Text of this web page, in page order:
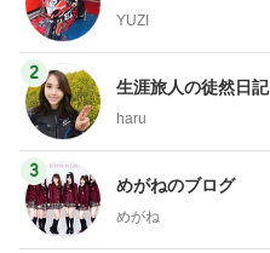
YUZI
2
生涯旅人の徒然日記
haru
3
めがねのブログ
めがね